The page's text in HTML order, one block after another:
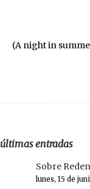
(A night in
entradas
Sobre
lunes, 15 de